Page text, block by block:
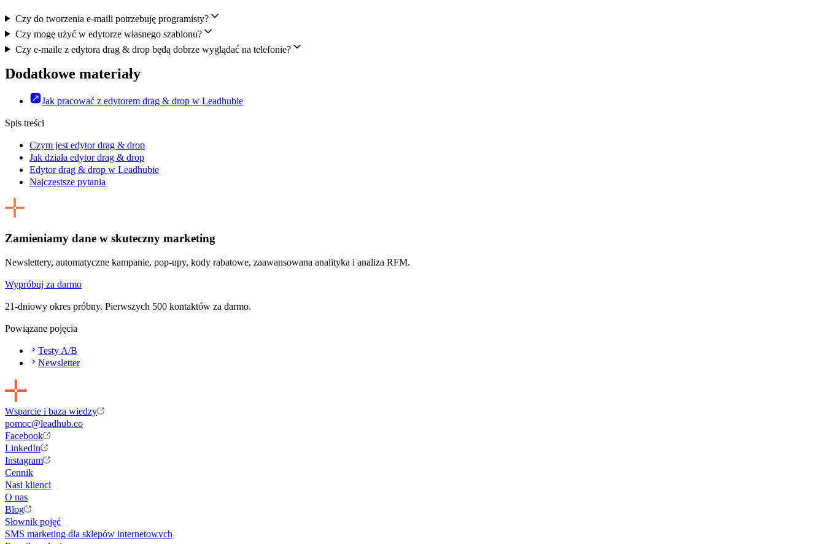
Czy do tworzenia e-maili potrzebuję programisty?
Czy mogę użyć w edytorze własnego szablonu?
Czy e-maile z edytora drag & drop będą dobrze wyglądać na telefonie?
Dodatkowe materiały
Jak pracować z edytorem drag & drop w Leadhubie
Spis treści
Czym jest edytor drag & drop
Jak działa edytor drag & drop
Edytor drag & drop w Leadhubie
Najczęstsze pytania
Zamieniamy dane w skuteczny marketing
Newslettery, automatyczne kampanie, pop-upy, kody rabatowe, zaawansowana analityka i analiza RFM.
Wypróbuj za darmo
21-dniowy okres próbny. Pierwszych 500 kontaktów za darmo.
Powiązane pojęcia
Testy A/B
Newsletter
Wsparcie i baza wiedzy
pomoc@leadhub.co
Facebook
LinkedIn
Instagram
Cennik
Nasi klienci
O nas
Blog
Słownik pojęć
SMS marketing dla sklepów internetowych